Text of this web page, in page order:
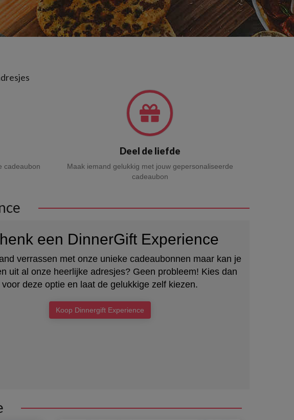
cadeaubon
Deel de liefde
Maak iemand gelukkig met jouw gepersonaliseerde
cadeaubon
een DinnerGift Experience
verrassen met onze unieke cadeaubonnen maar kan je
uit al onze heerlijke adresjes? Geen probleem! Kies dan
voor deze optie en laat de gelukkige zelf kiezen.
Koop Dinnergift Experience